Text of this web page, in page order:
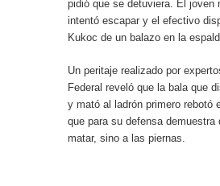
pidió que se detuviera. El joven
intentó escapar y el efectivo
Kukoc de un balazo en la
Un peritaje realizado por
Federal reveló que la bala que
y mató al ladrón primero rebotó
que para su defensa demuestra
matar, sino a las piernas.